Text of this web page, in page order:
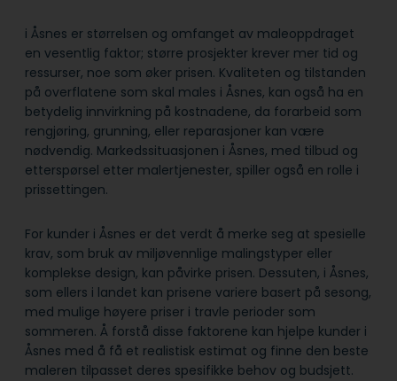
i Åsnes er størrelsen og omfanget av maleoppdraget
en vesentlig faktor; større prosjekter krever mer tid og
ressurser, noe som øker prisen. Kvaliteten og tilstanden
på overflatene som skal males i Åsnes, kan også ha en
betydelig innvirkning på kostnadene, da forarbeid som
rengjøring, grunning, eller reparasjoner kan være
nødvendig. Markedssituasjonen i Åsnes, med tilbud og
etterspørsel etter malertjenester, spiller også en rolle i
prissettingen.
For kunder i Åsnes er det verdt å merke seg at spesielle
krav, som bruk av miljøvennlige malingstyper eller
komplekse design, kan påvirke prisen. Dessuten, i Åsnes,
som ellers i landet kan prisene variere basert på sesong,
med mulige høyere priser i travle perioder som
sommeren. Å forstå disse faktorene kan hjelpe kunder i
Åsnes med å få et realistisk estimat og finne den beste
maleren tilpasset deres spesifikke behov og budsjett.